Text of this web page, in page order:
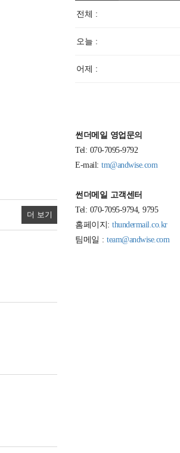
더 보기
전체 :
오늘 :
어제 :
썬더메일 영업문의
Tel: 070-7095-9792
E-mail: tm@andwise.com
썬더메일 고객센터
Tel: 070-7095-9794, 9795
홈페이지: thundermail.co.kr
팀메일 : team@andwise.com